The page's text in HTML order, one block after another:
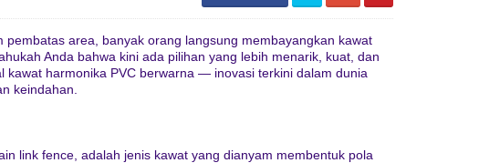
area, banyak orang langsung membayangkan kawat
Anda bahwa kini ada pilihan yang lebih menarik, kuat, dan
kawat harmonika PVC berwarna — inovasi terkini dalam dunia
keindahan.
link fence, adalah jenis kawat yang dianyam membentuk pola